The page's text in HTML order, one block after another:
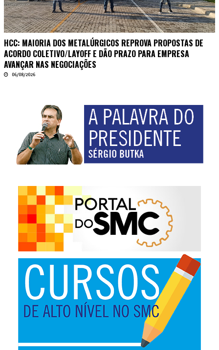
HCC: MAIORIA DOS METALÚRGICOS REPROVA PROPOSTAS DE
ACORDO COLETIVO/LAYOFF E DÃO PRAZO PARA EMPRESA
AVANÇAR NAS NEGOCIAÇÕES
06/08/2026